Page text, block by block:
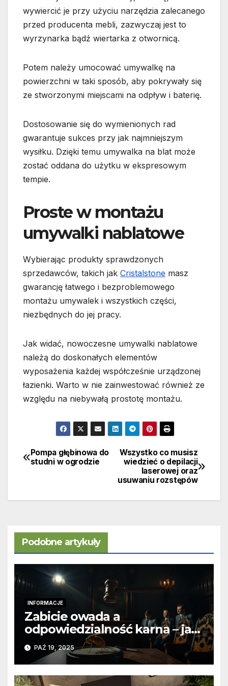
wywiercić je przy użyciu narzędzia zalecanego
przed producenta mebli, zazwyczaj jest to
wyrzynarka bądź wiertarka z otwornicą.
Potem należy umocować umywalkę na
powierzchni w taki sposób, aby pokrywały się
ze stworzonymi miejscami na odpływ i baterię.
Dostosowanie się do wymienionych rad
gwarantuje sukces przy jak najmniejszym
wysiłku. Dzięki temu umywalka na blat może
zostać oddana do użytku w ekspresowym
tempie.
Proste w montażu
umywalki nablatowe
Wybierając produkty sprawdzonych
sprzedawców, takich jak Cristalstone masz
gwarancję łatwego i bezproblemowego
montażu umywalek i wszystkich części,
niezbędnych do jej pracy.
Jak widać, nowoczesne umywalki nablatowe
należą do doskonałych elementów
wyposażenia każdej współcześnie urządzonej
łazienki. Warto w nie zainwestować również ze
względu na niebywałą prostotę montażu.
Nawigacja
Wszystko co musisz
wiedzieć o depilacji
laserowej oraz
usuwaniu rozstępów
Pompa głębinowa do
studni w ogrodzie
Podobne artykuły
INFORMACJE
Zabicie owada a
odpowiedzialność karna – jak
wygląda to w praktyce?
PAŹ 19, 2025